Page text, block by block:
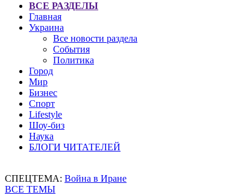
ВСЕ РАЗДЕЛЫ
Главная
Украина
Все новости раздела
События
Политика
Город
Мир
Бизнес
Спорт
Lifestyle
Шоу-биз
Наука
БЛОГИ ЧИТАТЕЛЕЙ
СПЕЦТЕМА: Война в Иране
ВСЕ ТЕМЫ